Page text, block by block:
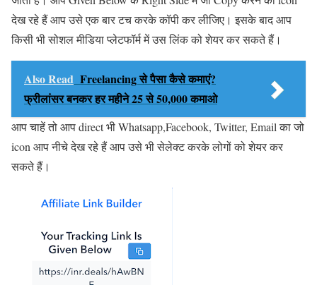
देख रहे हैं आप उसे एक बार टच करके कॉपी कर लीजिए। इसके बाद आप
किसी भी सोशल मीडिया प्लेटफॉर्म में उस लिंक को शेयर कर सकते हैं।
Also Read Freelancing से पैसा कैसे कमाएं?
फ्रीलांसर बनकर हर महीने 25 से 50,000 कमाओ
आप चाहें तो आप direct भी Whatsapp,Facebook, Twitter, Email का जो
icon आप नीचे देख रहे हैं आप उसे भी सेलेक्ट करके लोगों को शेयर कर
सकते हैं।